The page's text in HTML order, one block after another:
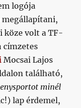
logója
megállapítani,
köze volt a TF-
címzetes
Mocsai Lajos
található,
minél
lap érdemel,